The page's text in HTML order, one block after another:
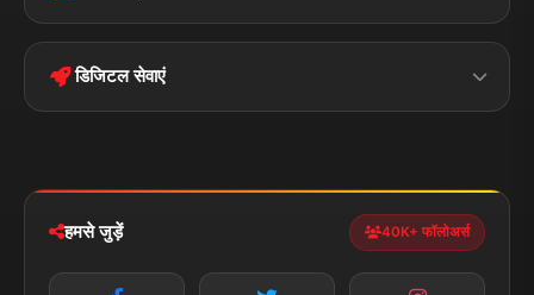
Terms &
Conditions
Privacy Policy
बिहार क्राइम
पॉलिटिकल झारखण्ड
डिजिटल सेवाएं
न्यूज़ अलर्ट
हमसे जुड़ें 40K+ फॉलोअर्स